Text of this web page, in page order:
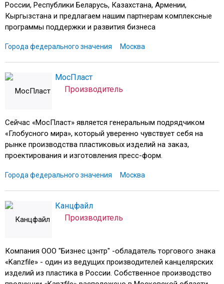
России, Республики Беларусь, Казахстана, Армении,
Кыргызстана и предлагаем нашим партнерам комплексные
программы поддержки и развития бизнеса
Города федерального значения Москва
МосПласт
Производитель
Сейчас «МосПласт» является генеральным подрядчиком
«Глобусного мира», который уверенно чувствует себя на
рынке производства пластиковых изделий на заказ,
проектирования и изготовления пресс-форм.
Города федерального значения Москва
Канцфайл
Производитель
Компания ООО "Бизнес цэнтр" -обладатель торгового знака
«Kanzfile» - один из ведущих производителей канцелярских
изделий из пластика в России. Собственное производство